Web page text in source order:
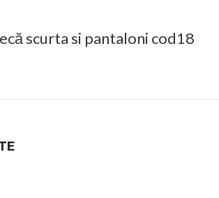
scurta si pantaloni cod18